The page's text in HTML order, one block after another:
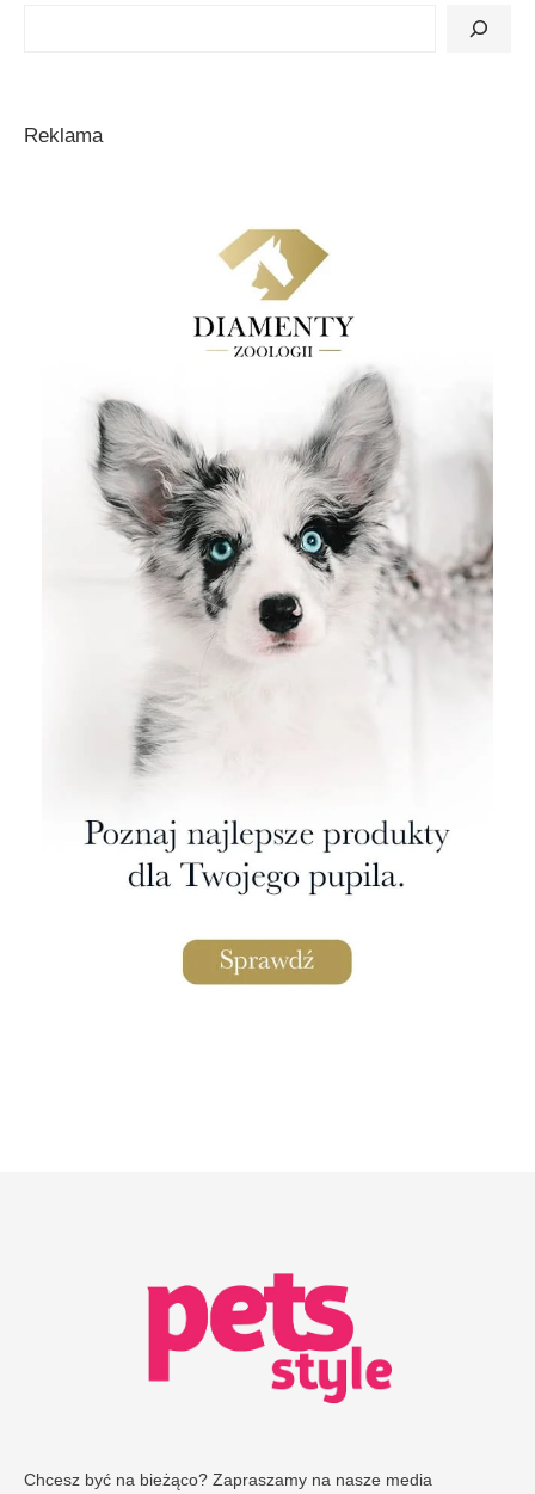
Reklama
Chcesz być na bieżąco? Zapraszamy na nasze media